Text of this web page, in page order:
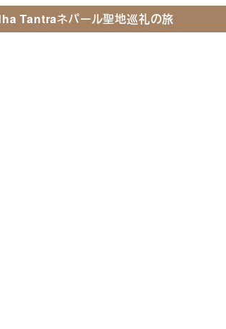
Tantraネパール聖地巡礼の旅